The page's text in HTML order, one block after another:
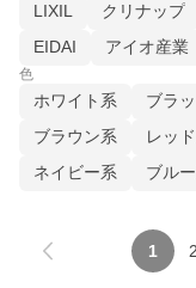
LIXIL クリナップ
EIDAI
アイオ産業
色
ホワイト系 ブラ
ブラウン系
レッ
ネイビー系
ブル
1 2